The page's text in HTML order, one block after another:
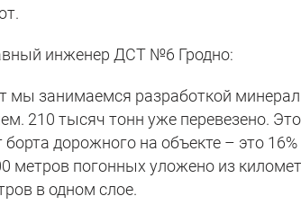
инженер ДСТ №6 Гродно:
занимаемся разработкой
210 тысяч тонн уже перевезено.
борта дорожного на объекте – это
метров погонных уложено из
в одном слое.